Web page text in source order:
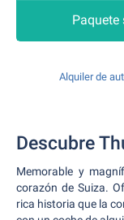
Paquete
Alquiler de
Descubre
Memorable y
corazón de Suiza.
rica historia que la